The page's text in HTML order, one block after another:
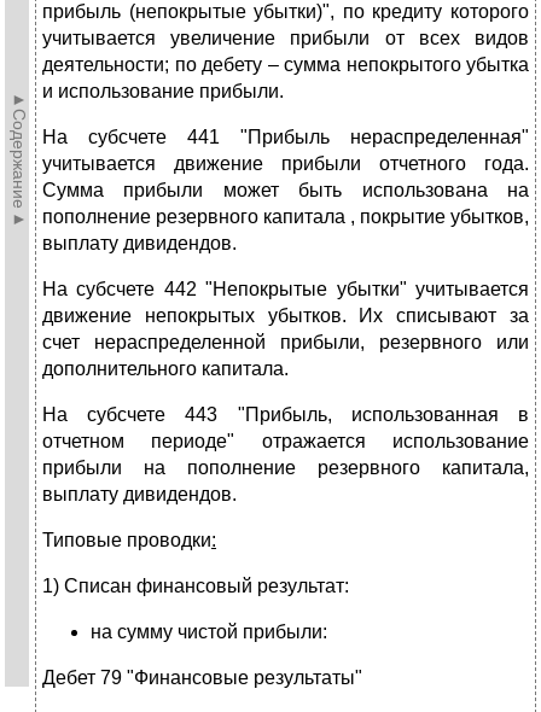
►Содержание►
прибыль (непокрытые убытки)", по кредиту которого
учитывается увеличение прибыли от всех видов
деятельности; по дебету – сумма непокрытого убытка
и использование прибыли.
На субсчете 441 "Прибыль нераспределенная"
учитывается движение прибыли отчетного года.
Сумма прибыли может быть использована на
пополнение резервного капитала , покрытие убытков,
выплату дивидендов.
На субсчете 442 "Непокрытые убытки" учитывается
движение непокрытых убытков. Их списывают за
счет нераспределенной прибыли, резервного или
дополнительного капитала.
На субсчете 443 "Прибыль, использованная в
отчетном периоде" отражается использование
прибыли на пополнение резервного капитала,
выплату дивидендов.
Типовые проводки:
1) Списан финансовый результат:
на сумму чистой прибыли:
Дебет 79 "Финансовые результаты"